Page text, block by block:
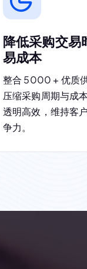
降低采购交易
易成本
整合 5000 + 优质
压缩采购周期与成
透明高效，维持客
争力。